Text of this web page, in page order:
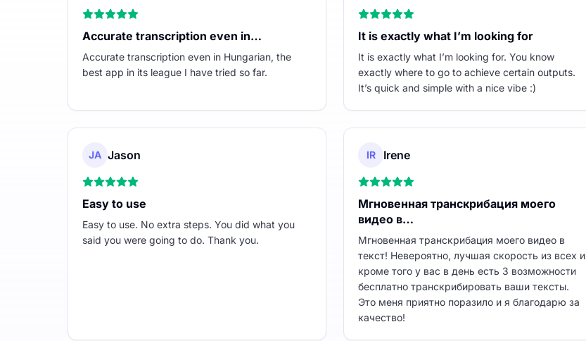
Accurate transcription even in…
Accurate transcription even in Hungarian, the
best app in its league I have tried so far.
It is exactly what I’m looking for
It is exactly what I’m looking for. You know
exactly where to go to achieve certain outputs.
It’s quick and simple with a nice vibe :)
JA Jason
Easy to use
Easy to use. No extra steps. You did what you
said you were going to do. Thank you.
IR Irene
Мгновенная транскрибация моего
видео в…
Мгновенная транскрибация моего видео в
текст! Невероятно, лучшая скорость из всех и
кроме того у вас в день есть 3 возможности
бесплатно транскрибировать ваши тексты.
Это меня приятно поразило и я благодарю за
качество!